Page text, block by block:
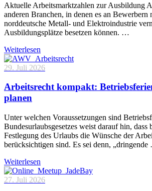
Aktuelle Arbeitsmarktzahlen zur Ausbildung
anderen Branchen, in denen es an
norddeutsche Metall- und Elektroindustrie
Ausbildungsplätze besetzen können. …
Weiterlesen
29. Juli 2026
Arbeitsrecht kompakt:
planen
Unter welchen Voraussetzungen sind
Bundesurlaubsgesetzes weist darauf hin, dass
Festlegung des Urlaubs die Wünsche der
berücksichtigen sind. Es sei denn,
Weiterlesen
27. Juli 2026